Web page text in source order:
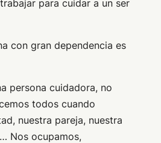
para cuidar a un ser
con gran dependencia es
persona cuidadora, no
todos cuando
nuestra pareja, nuestra
Nos ocupamos,